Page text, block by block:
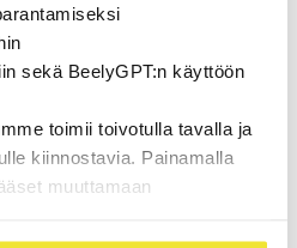
sekä BeelyGPT:n käyttöön
toimii toivotulla tavalla ja
kiinnostavia. Painamalla
muuttamaan